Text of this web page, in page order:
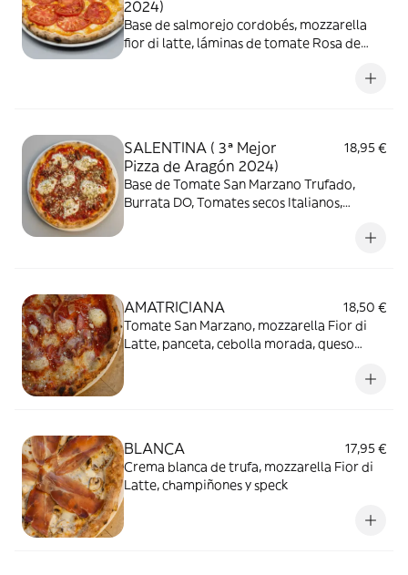
2024)
Base de salmorejo cordobés, mozzarella
fior di latte, láminas de tomate Rosa de
SALENTINA ( 3ª Mejor
Pizza de Aragón 2024)
18,95 €
Base de Tomate San Marzano Trufado,
Burrata DO, Tomates secos Italianos,
AMATRICIANA
18,50 €
Tomate San Marzano, mozzarella Fior di
Latte, panceta, cebolla morada, queso
BLANCA
17,95 €
Crema blanca de trufa, mozzarella Fior di
Latte, champiñones y speck